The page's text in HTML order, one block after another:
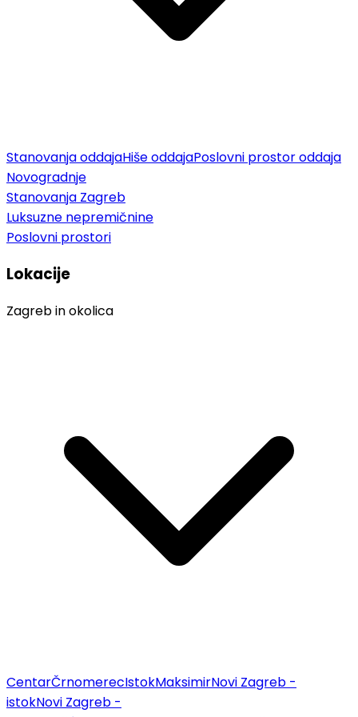
Stanovanja oddajaHiše oddajaPoslovni prostor oddaja
Novogradnje
Stanovanja Zagreb
Luksuzne nepremičnine
Poslovni prostori
Lokacije
Zagreb in okolica
CentarČrnomerecIstokMaksimirNovi Zagreb -
istokNovi Zagreb -